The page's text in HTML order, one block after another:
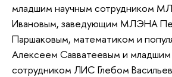
младшим научным сотрудником
Ивановым, заведующим МЛЭНА
Паршаковым, математиком и
Алексеем Савватеевым и младшим
сотрудником ЛИС Глебом